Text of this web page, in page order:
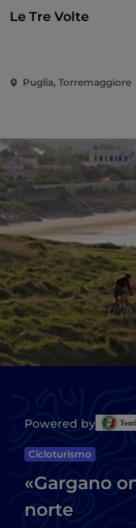
Le Tre Volte
Puglia, Torremaggiore
Powered by
Cicloturismo
«Gargano
norte